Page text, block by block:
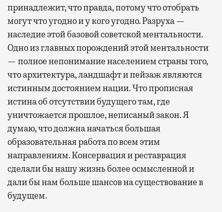
принадлежит, что правда, потому что отобрать
могут что угодно и у кого угодно. Разруха —
наследие этой базовой советской ментальности.
Одно из главных порождений этой ментальности
— полное непонимание населением страны того,
что архитектура, ландшафт и пейзаж являются
истинным достоянием нации. Что прописная
истина об отсутствии будущего там, где
уничтожается прошлое, неписаный закон. Я
думаю, что должна начаться большая
образовательная работа по всем этим
направлениям. Консервация и реставрация
сделали бы нашу жизнь более осмысленной и
дали бы нам больше шансов на существование в
будущем.